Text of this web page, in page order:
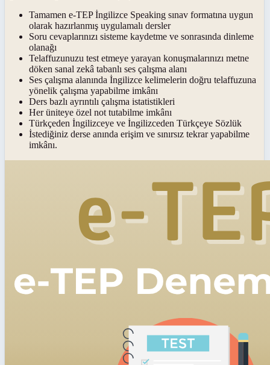
Tamamen e-TEP İngilizce Speaking sınav formatına uygun
olarak hazırlanmış uygulamalı dersler
Soru cevaplarınızı sisteme kaydetme ve sonrasında dinleme
olanağı
Telaffuzunuzu test etmeye yarayan konuşmalarınızı metne
döken sanal zekâ tabanlı ses çalışma alanı
Ses çalışma alanında İngilizce kelimelerin doğru telaffuzuna
yönelik çalışma yapabilme imkânı
Ders bazlı ayrıntılı çalışma istatistikleri
Her üniteye özel not tutabilme imkânı
Türkçeden İngilizceye ve İngilizceden Türkçeye Sözlük
İstediğiniz derse anında erişim ve sınırsız tekrar yapabilme
imkânı.